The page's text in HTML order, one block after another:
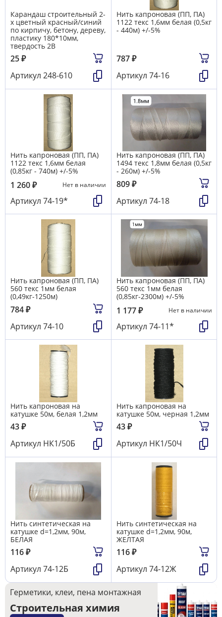
Карандаш строительный 2-
х цветный красный/синий
по кирпичу, бетону, дереву,
пластику 180*10мм,
твердость 2В
25₽
Артикул 248-610
Нить капроновая (ПП, ПА)
1122 текс 1,6мм белая (0,5кг
- 440м) +/-5%
787₽
Артикул 74-16
Нить капроновая (ПП, ПА)
1122 текс 1,6мм белая
(0,85кг - 740м) +/-5%
1 260₽ Нет в наличии
Артикул 74-19*
Нить капроновая (ПП, ПА)
1494 текс 1,8мм белая (0,5кг
- 260м) +/-5%
809₽
Артикул 74-18
Нить капроновая (ПП, ПА)
560 текс 1мм белая
(0,49кг-1250м)
784₽
Артикул 74-10
Нить капроновая (ПП, ПА)
560 текс 1мм белая
(0,85кг-2300м) +/-5%
1 177₽ Нет в наличии
Артикул 74-11*
Нить капроновая на
катушке 50м, белая 1,2мм
43₽
Артикул НК1/50Б
Нить капроновая на
катушке 50м, черная 1,2мм
43₽
Артикул НК1/50Ч
Нить синтетическая на
катушке d=1,2мм, 90м,
БЕЛАЯ
116₽
Артикул 74-12Б
Нить синтетическая на
катушке d=1,2мм, 90м,
ЖЕЛТАЯ
116₽
Артикул 74-12Ж
Герметики, клеи, пена монтажная
Строительная химия